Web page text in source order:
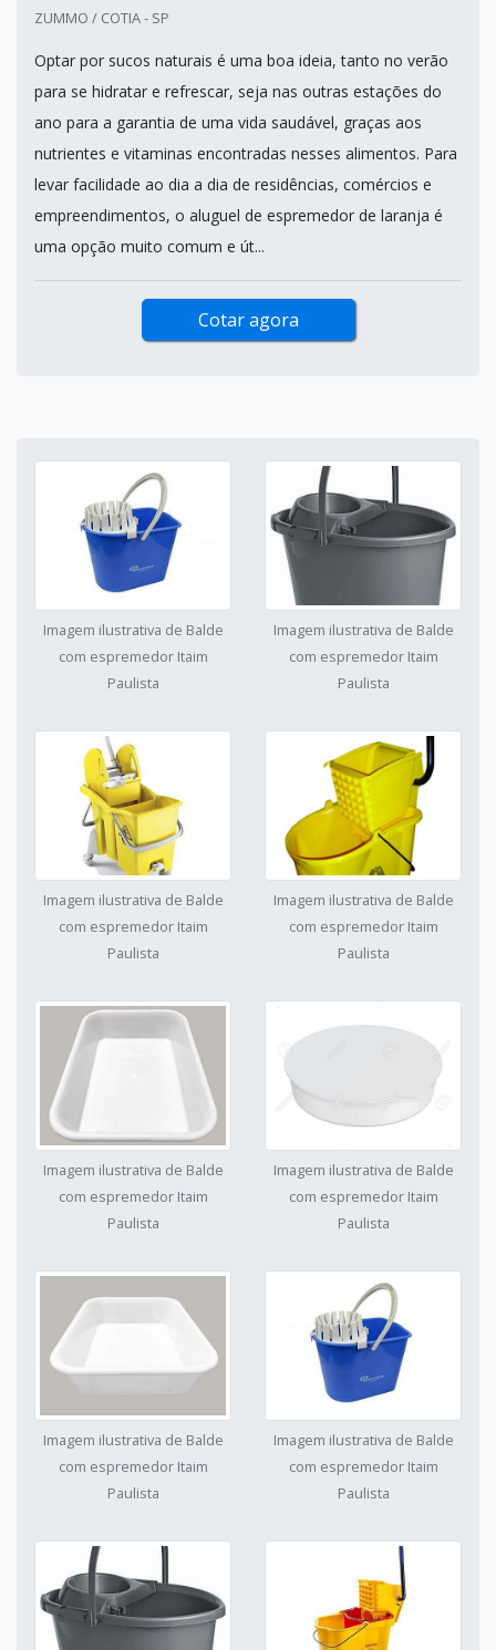
ZUMMO / COTIA - SP
Optar por sucos naturais é uma boa ideia, tanto no verão
para se hidratar e refrescar, seja nas outras estações do
ano para a garantia de uma vida saudável, graças aos
nutrientes e vitaminas encontradas nesses alimentos. Para
levar facilidade ao dia a dia de residências, comércios e
empreendimentos, o aluguel de espremedor de laranja é
uma opção muito comum e út...
Cotar agora
Imagem ilustrativa de Balde
com espremedor Itaim
Paulista
Imagem ilustrativa de Balde
com espremedor Itaim
Paulista
Imagem ilustrativa de Balde
com espremedor Itaim
Paulista
Imagem ilustrativa de Balde
com espremedor Itaim
Paulista
Imagem ilustrativa de Balde
com espremedor Itaim
Paulista
Imagem ilustrativa de Balde
com espremedor Itaim
Paulista
Imagem ilustrativa de Balde
com espremedor Itaim
Paulista
Imagem ilustrativa de Balde
com espremedor Itaim
Paulista